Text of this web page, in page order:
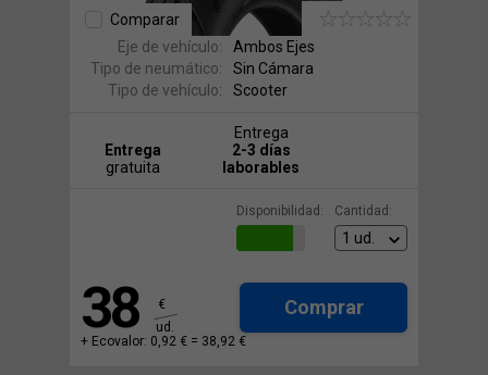
Comparar
Eje de vehículo:
Ambos Ejes
Tipo de neumático:
Sin Cámara
Tipo de vehículo:
Scooter
Entrega
gratuita
Entrega
2-3 días
laborables
Disponibilidad: Cantidad:
38
€
ud.
Comprar
+ Ecovalor: 0,92 € = 38,92 €